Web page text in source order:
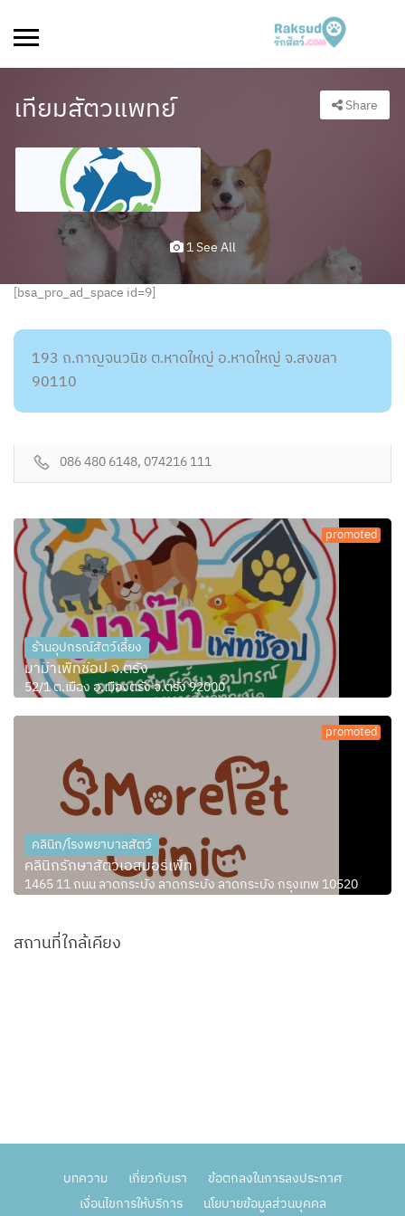
เทียมสัตวแพทย์ Share
1 See All
[bsa_pro_ad_space id=9]
193 ถ.กาญจนวนิช ต.หาดใหญ่ อ.หาดใหญ่ จ.สงขลา
90110
086 480 6148, 074216 111
promoted
ร้านอุปกรณ์สัตว์เลี้ยง
มาม๊าเพ็ทช๊อป จ.ตรัง
52/1 ต.เมือง อ.เมืองตรัง จ.ตรัง 92000
promoted
คลินิก/โรงพยาบาลสัตว์
คลินิกรักษาสัตว์เอสมอร์เพ็ท
1465 11 ถนน ลาดกระบัง ลาดกระบัง ลาดกระบัง กรุงเทพ 10520
สถานที่ใกล้เคียง
บทความ เกี่ยวกับเรา
ข้อตกลงในการลงประกาศ
เงื่อนไขการให้บริการ
นโยบายข้อมูลส่วนบุคคล